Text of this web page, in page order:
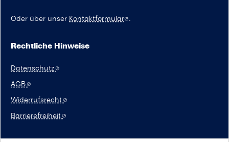
Oder über unser Kontaktformular .
Rechtliche Hinweise
Datenschutz
AGB
Widerrufsrecht
Barrierefreiheit